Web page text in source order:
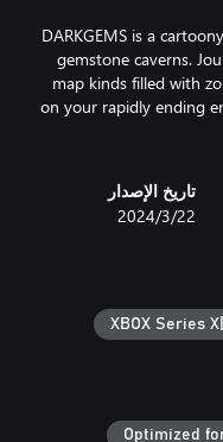
DARKGEMS is a
gemstone caverns.
map kinds filled with
on your rapidly ending
تاريخ الإصدار
22‏/3‏/2024
XBOX Series
Optimized